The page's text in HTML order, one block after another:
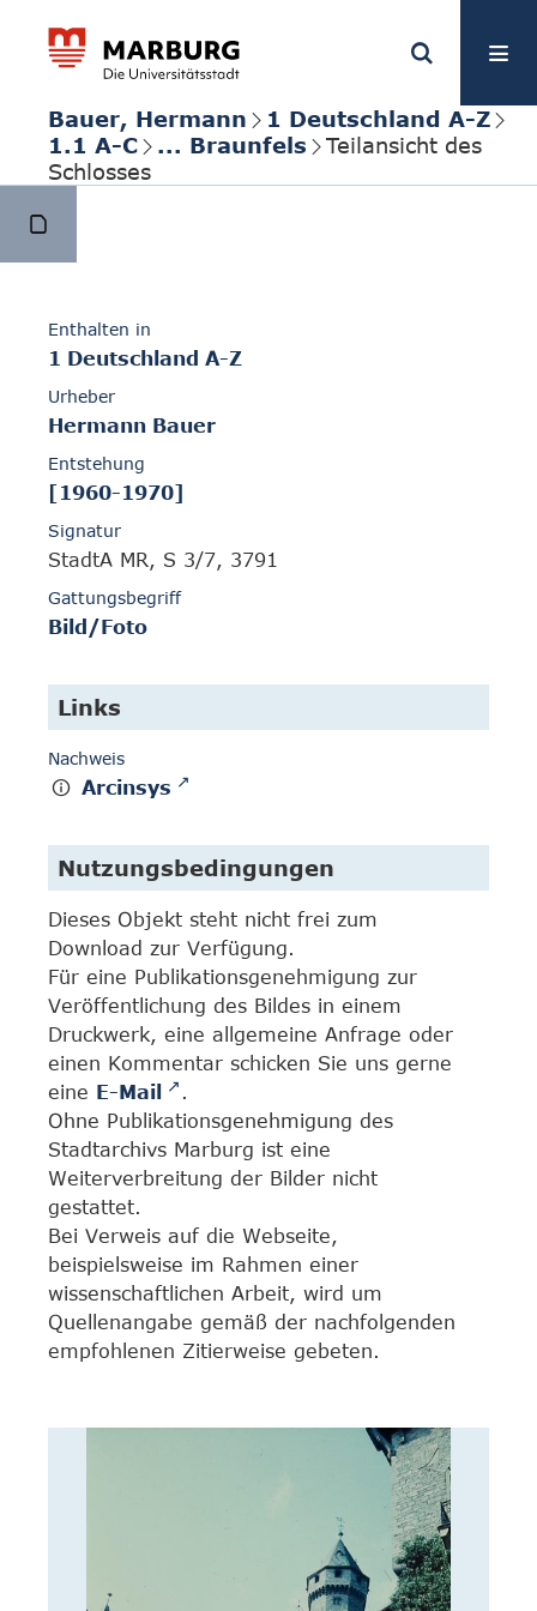
Bauer, Hermann
1 Deutschland A-Z
1.1 A-C
... Braunfels
Teilansicht des
Schlosses
Enthalten in
1 Deutschland A-Z
Urheber
Hermann Bauer
Entstehung
[1960-1970]
Signatur
StadtA MR, S 3/7, 3791
Gattungsbegriff
Bild/Foto
Links
Nachweis
Arcinsys
Nutzungsbedingungen
Dieses Objekt steht nicht frei zum
Download zur Verfügung.
Für eine Publikationsgenehmigung zur
Veröffentlichung des Bildes in einem
Druckwerk, eine allgemeine Anfrage oder
einen Kommentar schicken Sie uns gerne
eine E-Mail
.
Ohne Publikationsgenehmigung des
Stadtarchivs Marburg ist eine
Weiterverbreitung der Bilder nicht
gestattet.
Bei Verweis auf die Webseite,
beispielsweise im Rahmen einer
wissenschaftlichen Arbeit, wird um
Quellenangabe gemäß der nachfolgenden
empfohlenen Zitierweise gebeten.